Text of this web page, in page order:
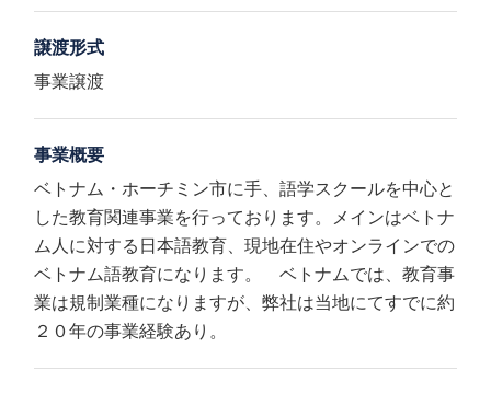
譲渡形式
事業譲渡
事業概要
ベトナム・ホーチミン市に手、語学スクールを中心と
した教育関連事業を行っております。メインはベトナ
ム人に対する日本語教育、現地在住やオンラインでの
ベトナム語教育になります。 ベトナムでは、教育事
業は規制業種になりますが、弊社は当地にてすでに約
２０年の事業経験あり。